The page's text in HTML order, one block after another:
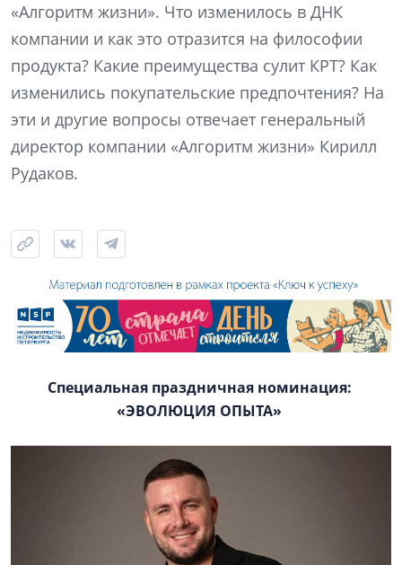
«Алгоритм жизни». Что изменилось в ДНК
компании и как это отразится на философии
продукта? Какие преимущества сулит КРТ? Как
изменились покупательские предпочтения? На
эти и другие вопросы отвечает генеральный
директор компании «Алгоритм жизни» Кирилл
Рудаков.
Специальная праздничная номинация:
«ЭВОЛЮЦИЯ ОПЫТА»